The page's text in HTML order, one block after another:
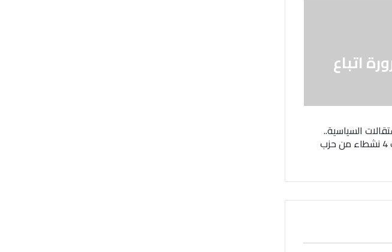
اتباع
السياسية..
تركيا توقف 4 نشطاء من حزب